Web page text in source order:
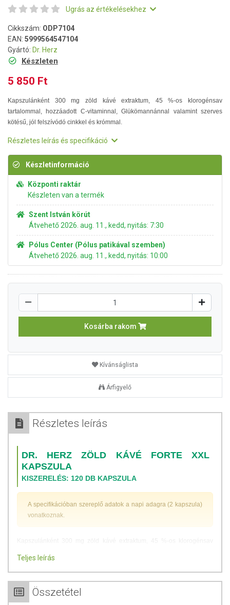
Ugrás az értékelésekhez
Cikkszám: ODP7104
EAN: 5999564547104
Gyártó: Dr. Herz
Készleten
5 850 Ft
Kapszulánként 300 mg zöld kávé extraktum, 45 %-os klorogénsav
tartalommal, hozzáadott C-vitaminnal, Glükömannánnal valamint szerves
kötésű, jól felszívódó cinkkel és krómmal.
Részletes leírás és specifikáció
Készletinformáció
Központi raktár
Készleten van a termék
Szent István körút
Átvehető 2026. aug. 11., kedd, nyitás: 7:30
Pólus Center (Pólus patikával szemben)
Átvehető 2026. aug. 11., kedd, nyitás: 10:00
Kosárba rakom
Kívánságlista
Árfigyelő
Részletes leírás
DR. HERZ ZÖLD KÁVÉ FORTE XXL
KAPSZULA
KISZERELÉS: 120 DB KAPSZULA
A specifikációban szereplő adatok a napi adagra (2 kapszula)
vonatkoznak.
Kapszulánként 300 mg zöld kávé extraktum, 45 %-os klorogénsav
szerves kötésű, jól felszívódó cinkkel és krómmal.
A zöld kávé fő hatóanyaga, a klorogénsav az étkezést követően
segíthet lelassítani a glükóz (cukor) felszívódását, és elősegítheti,
hogy a táplálkozás során bevitt felesleges mennyiségű szénhidrátok
Teljes leírás
Összetétel